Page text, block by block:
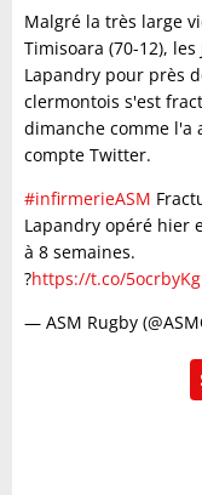
Malgré la très large
Timisoara (70-12),
Lapandry pour près
clermontois s'est
dimanche comme l'a
compte Twitter.
#infirmerieASM
Lapandry opéré hier
à 8 semaines.
?https://t.co/
— ASM Rugby